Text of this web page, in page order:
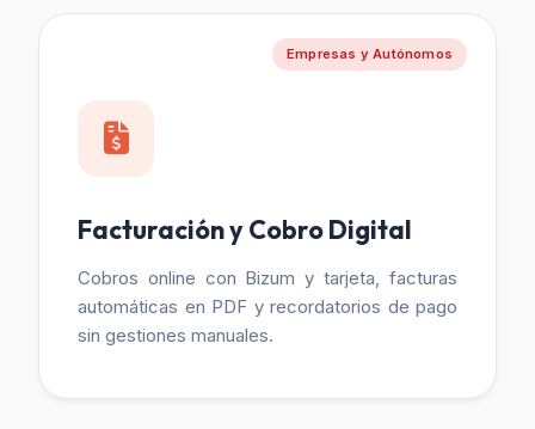
Empresas y Autónomos
Facturación y Cobro Digital
Cobros online con Bizum y tarjeta, facturas
automáticas en PDF y recordatorios de pago
sin gestiones manuales.